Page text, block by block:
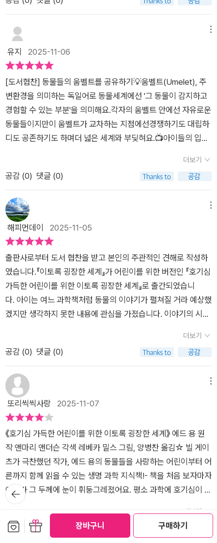
장바구니 구매하기
있는 '현장 속으로' 코너를 통해 다양한 동물들을 만날 수 있다.
'호기심 가득한 어린이를 위한' 책이지만, 어린이뿐만 아니라 '과
학이 어렵게 느껴지는' 어른들에게도 적극 추천해주고 싶은 아름
다운 책이다!
으로 작성하였습니다. #호기심가득한어린이를위한이토록굉장
한세계#에드용 #어크로스주니어#과학상식 #동물의감각세계 #
전기장 #자기장#어린이과학도서 #초등학생추천도서 #신간도
서 #책추천 #어린이과학도서추천#북스타그램 #책스타그램 #서
평스타그램
을 보지만뱀은 혀를 통해 세상의 냄새를 맡는다는 점,개의 코는
과거, 현재, 미래에 일어나는 일을 냄새로 알 수 있다는 점.정말
신기하지 않나요!?굉장한 동물들의 세계를 이 책에서 만나보세
요!#이토록굉장한세계 #어크로스주니어 #교양도서 #어린이교
양도서 #호기심 #호기심가득한어린이를위한이토록굉장한세계
유지 2025-11-06
[도서협찬] 동물들의 움벨트를 공유하기💡움벨트(Umelet), 주
변환경을 의미하는 독일어로 동물세계에선 '그 동물이 감지하고
경험할 수 있는 부분'을 의미해요.각자의 움벨트 안에선 자유로운
동물들이지만이 움벨트가 교차하는 지점에선경쟁하기도 대립하
디도 공존하기도 하며더 넓은 세계와 부딪혀요.📺아이들의 입장
교육적으로 보여요. 🐘 특히 지구상의 다양한 종의 동물들 이야
기를한권에 집대성한 『이토록 굉장한 세게』는 어린이에게도 읽
히기좋은 인문학책이랍니다!받자마자 얼마나 흥분했는지.... ♡당
장 첫애에게 보여주며 자랑했거든요,근데 두께를 보며 궁시렁대
도니 몇장 넘겨보고는 방으로 가져가더라구요.🐱 '이책 생각보다
너무 재밌더라. 동물들이 엄청 많이 나오는데도 술술 읽히고, 새
찬하더라구요(엄뿌듯 👍)🔬 감각을 이해하기 위한 세포 이야기,
동물 생존에 필요한 핵심감각이 보여주는 세계,동물의 감각기관
을 체험하는 듯한 영상미에감동과 재미를 얻고가요.✨️-냄새로 감
정을 읽어내는 개,-총알만큼이나 빠른 스냅속도의 갯가재,-쥐의
발자국 소리도 듣는 올빼미,-뱀의 진동을 배아때부터 느끼고 도
망갈수있는 올챙이,-전기로 의사소통을 하는 전기어.수 세기의
연구로 어렵게 발견한 감각들과아직도 발견되지않은 미지의 감
지만 인간이 만든 매끄러운 유리창과 수직벽이정작 동물들에겐
야외와 같은 메아리를그대로 되돌려줘서 유리창이 부딪히는 일
이 잦아졌어요. 최근 저희아이도 땅에 떨어져있던 철새 한마리를
발견했는데요,곧바로 굳어버렸더라구요 ㅜㅜ🔨인간의 움벨트는
확장되다 못해동물들의 영역을 침범하고 공격하고 있어요.동물
에 대한 관심과 호기심이안타까운 결말을 부르지않도록 서로를
이해하기 위해 이 책이 움벨트를 확장하는 계기도 되었으면 해요.
🫧 이토록 굉장한 세계는 아이들의 호기심으로 지킬 수 있습니
다-------------------------------------🫧 책 속 울림을 나누
는 울림zzzz입니다🫧 이 울림이 오래 이어지기를.... @uz_zzzz
-------------------------------------🫧 좋은 책 전해주셔서
감사합니다.🫧 이 책은 어크로스주니어 @across_jr 에서 모집
더보기
공감 (0) 댓글 (0)
해피먼데이 2025-11-05
출판사로부터 도서 협찬을 받고 본인의 주관적인 견해로 작성하
였습니다.『이토록 굉장한 세계』가 어린이를 위한 버전인 『호기심
가득한 어린이를 위한 이토록 굉장한 세계』로 출간되었습니
다. 아이는 여느 과학책처럼 동물의 이야기가 펼쳐질 거라 예상했
겠지만 생각하지 못한 내용에 관심을 가졌습니다. 이야기의 시작
감각의 세계는 전체의 극히 일부분에 불과하며 사람뿐 아니라 동
물들도 저마다의 방식으로 세상을 경험한다는 사실이 흥미롭습
나 볼 수 있는데 아이와 함께 읽으며 인상 깊었던 몇 가지를 소개
해 봅니다. ​3장 색깔: 빨강, 초록, 파랑으로 표현할 수 없는 세계는
신기했습니다. 사람은 무지개색처럼 보이는 가시광선 안의 색깔
다는 사실을 알게 되었습니다. 특히 갯가재가 인간보다 훨씬 많은
색깔 수용체를 가지고 있다는 점이 놀랍고 신기합니다. 알고 있는
색깔의 기준이 사람 중심이란 걸 알았고 세상을 바라보는 우리의
시선에도 한계가 있다는 생각이 들었습니다. 책은 우리가 보지 못
하는 세계가 얼마나 넓고 다채로운지 상상하게 합니다.​4장 통증:
아무도 원하지 않는 감각은 동물들도 사람처럼 아픔을 느낀다는
내용이었습니다. 집에서 반려 물고기를 키우고 있는데 해수어라
물의 농도를 맞추는 일이 늘 까다로웠습니다. 처음엔 물의 농도를
더보기
공감 (0) 댓글 (0)
또리씩씩사랑 2025-11-07
《호기심 가득한 어린이를 위한 이토록 굉장한 세계》 에드 용 원
작 앤마리 앤더슨 각색 레베카 밀스 그림, 양병찬 옮김☆ 빌 게이
츠가 극찬했던 작가, 에드 용의 동물들을 사랑하는 어린이부터 어
른까지 함께 읽을 수 있는 생명 과학 지식책!- 책을 처음 보자마자
아이가 그 두께에 눈이 휘둥그레졌어요. 평소 과학에 호기심이 없
는 아이에게 호들갑을 떨며 '어머! 작가님 이름이 에드 용이야. 이
름에 '용' 자가 있어서 동물에 관심이 많은 거 아니야? 책배가 무
지개빛이야. 면지에서 네가 아는 동물들이 있니? (목차 펼치고)
더보기
공감 ( 0)댓글 (0)
뒤로가
기